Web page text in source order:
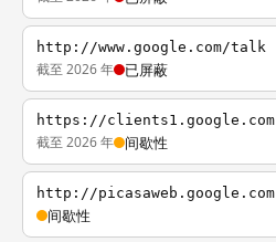
http://www.google.com/talk
截至 2026 年 已屏蔽
https://clients1.google.com
截至 2026 年 间歇性
http://picasaweb.google.com
间歇性